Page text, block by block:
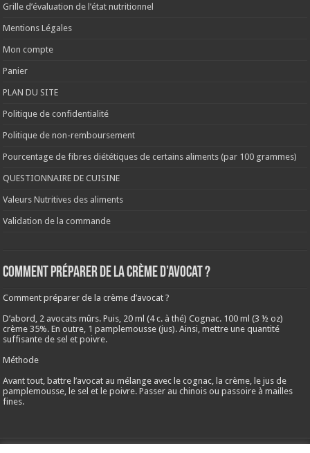
Grille d’évaluation de l’état nutritionnel
Mentions Légales
Mon compte
Panier
PLAN DU SITE
Politique de confidentialité
Politique de non-remboursement
Pourcentage de fibres diététiques de certains aliments (par 100 grammes)
QUESTIONNAIRE DE CUISINE
Valeurs Nutritives des aliments
Validation de la commande
Comment préparer de la crème d’avocat ?
Comment préparer de la crème d’avocat ?
D’abord, 2 avocats mûrs. Puis, 20 ml (4 c. à thé) Cognac. 100 ml (3 ½ oz)
crème 35%. En outre, 1 pamplemousse (jus). Ainsi, mettre une quantité
suffisante de sel et poivre.
Méthode
Avant tout, battre l’avocat au mélange avec le cognac, la crème, le jus de
pamplemousse, le sel et le poivre. Passer au chinois ou passoire à mailles
fines.